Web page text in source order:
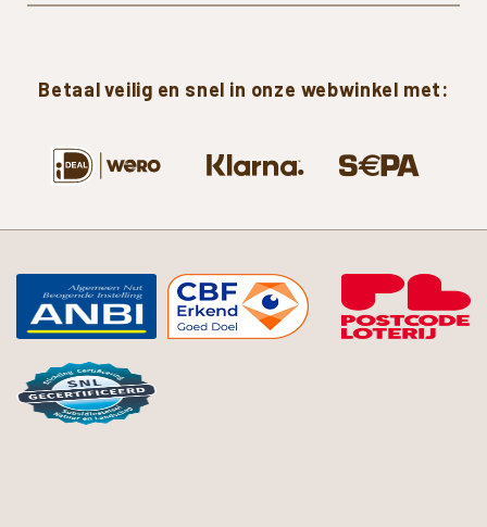
Betaal veilig en snel in onze webwinkel met: